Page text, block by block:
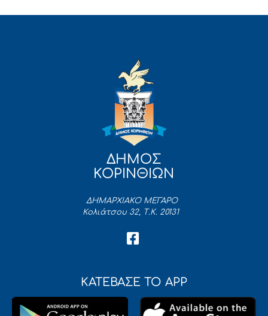
ΔΗΜΟΣ
ΚΟΡΙΝΘΙΩΝ
ΔΗΜΑΡΧΙΑΚΟ ΜΕΓΑΡΟ
Κολιάτσου 32, Τ.Κ. 20131
ΚΑΤΕΒΑΣΕ ΤΟ APP